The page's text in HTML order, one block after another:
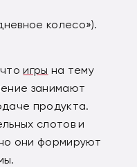
колесо»).
чтоигры на тему
занимают
продукта.
слотов и
они формируют